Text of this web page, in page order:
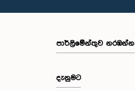
පාර්ලි‌මේන්තුව නරඹන්න
දැනුමට